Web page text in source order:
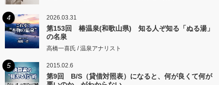
4 2026.03.31
第153回 椿温泉(和歌山県) 知る人ぞ知る「ぬる湯」
の名泉
高橋一喜氏 / 温泉アナリスト
5 2015.02.6
第9回 B/S（貸借対照表）になると、何が良くて何が